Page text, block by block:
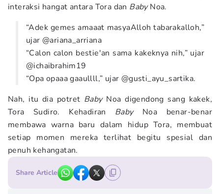
interaksi hangat antara Tora dan BabyNoa.
“Adek gemes amaaat masyaAlloh tabarakalloh,”
ujar @ariana_arriana
“Calon calon bestie'an sama kakeknya nih,” ujar
@ichaibrahim19
“Opa opaaa gaaullll,” ujar @gusti_ayu_sartika.
Nah, itu dia potret BabyNoa digendong sang kakek,
Tora Sudiro. Kehadiran BabyNoa benar-benar
membawa warna baru dalam hidup Tora, membuat
setiap momen mereka terlihat begitu spesial dan
penuh kehangatan.
Share Article